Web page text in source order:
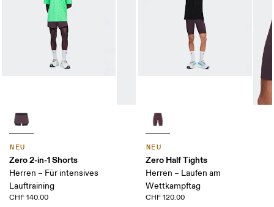
NEU
Zero 2-in-1 Shorts
Herren – Für intensives
Lauftraining
CHF 140.00
NEU
Zero Half Tights
Herren – Laufen am
Wettkampftag
CHF 120.00